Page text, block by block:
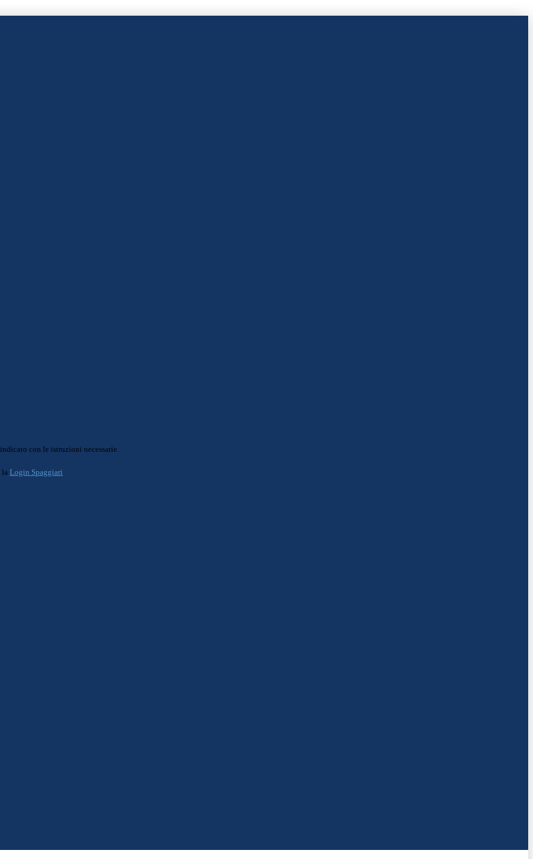
con le istruzioni necessarie.
la Login Spaggiari